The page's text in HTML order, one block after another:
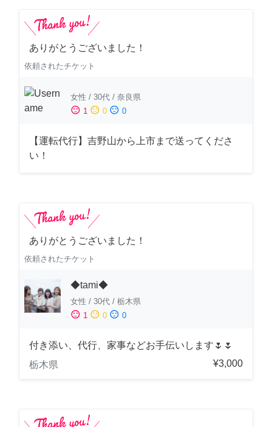
ありがとうございました！
依頼されたチケット
女性 / 30代 / 奈良県
sentiment_satisfied 1 sentiment_neutral 0 sentiment_dissatisfied 0
【運転代行】吉野山から上市まで送ってくださ
い！
ありがとうございました！
依頼されたチケット
◆tami◆
女性 / 30代 / 栃木県
sentiment_satisfied 1 sentiment_neutral 0 sentiment_dissatisfied 0
付き添い、代行、家事などお手伝いします🌷🌷
栃木県
¥3,000